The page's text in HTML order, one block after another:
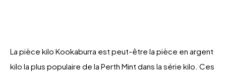
La pièce kilo Kookaburra est peut-être la pièce en argent
kilo la plus populaire de la Perth Mint dans la série kilo. Ces